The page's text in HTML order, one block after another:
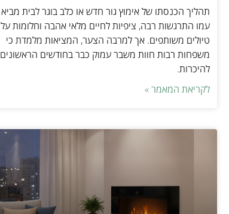
תהליך הכנסתו של אימוץ גור חדש או כלב בוגר לבית מביא
עמו התרגשות רבה, ציפיות לחיים מלאי אהבה וחלומות על
טיולים משותפים. אך למרבה הצער, המציאות מלמדת כי
משפחות רבות חוות משבר עמוק כבר בחודשים הראשונים
להיכרות.
לקריאת המאמר »